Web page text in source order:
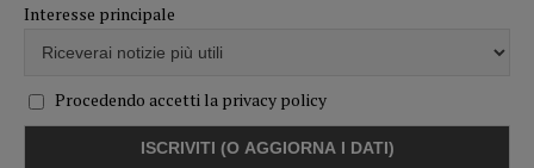
Interesse principale
Procedendo accetti la privacy policy